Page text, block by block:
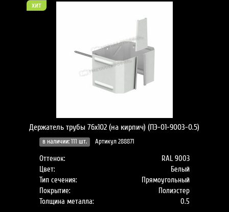
хит
Держатель трубы 76х102 (на кирпич) (ПЭ-01-9003-0.5)
в наличии: 111 шт. Артикул 288871
Оттенок:
RAL 9003
Цвет:
Белый
Тип сечения:
Прямоугольный
Покрытие:
Полиэстер
Толщина металла:
0.5